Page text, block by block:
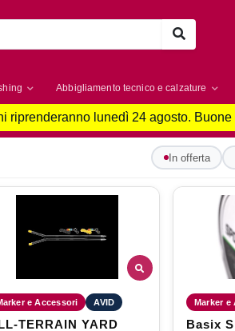
Abbigliamento tecnico e calzature
riprenderanno lunedì 24 agosto. Buone
In offerta
e Accessori AVID
TERRAIN YARD
Marker e
Basix